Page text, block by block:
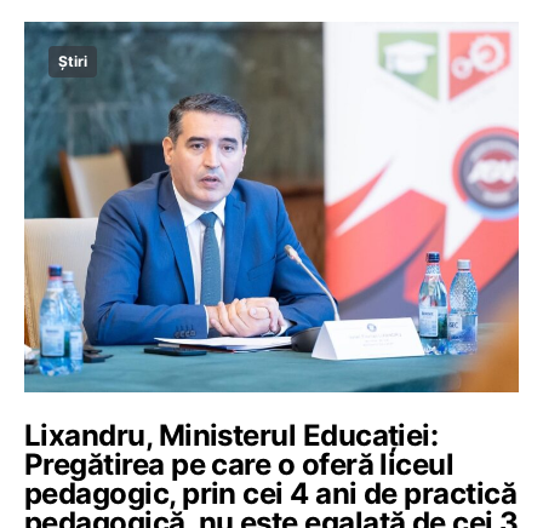
Știri
Lixandru, Ministerul Educației:
Pregătirea pe care o oferă liceul
pedagogic, prin cei 4 ani de practică